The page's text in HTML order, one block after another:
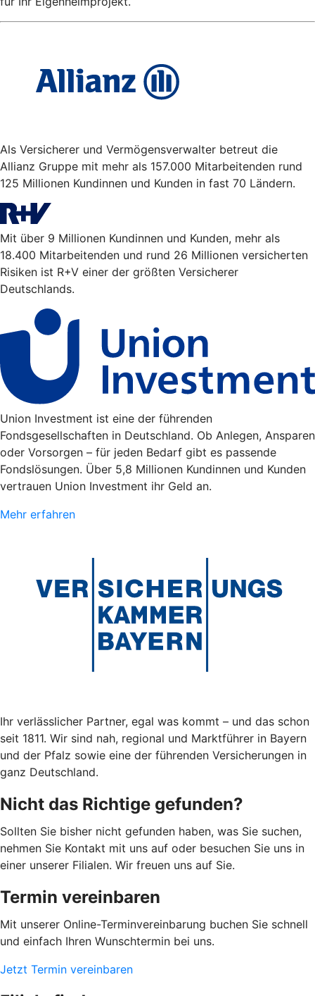
Als Versicherer und Vermögensverwalter betreut die
Allianz Gruppe mit mehr als 157.000 Mitarbeitenden rund
125 Millionen Kundinnen und Kunden in fast 70 Ländern.
Mit über 9 Millionen Kundinnen und Kunden, mehr als
18.400 Mitarbeitenden und rund 26 Millionen versicherten
Risiken ist R+V einer der größten Versicherer
Deutschlands.
Union Investment ist eine der führenden
Fondsgesellschaften in Deutschland. Ob Anlegen, Ansparen
oder Vorsorgen – für jeden Bedarf gibt es passende
Fondslösungen. Über 5,8 Millionen Kundinnen und Kunden
vertrauen Union Investment ihr Geld an.
Mehr erfahren
Ihr verlässlicher Partner, egal was kommt – und das schon
seit 1811. Wir sind nah, regional und Marktführer in Bayern
und der Pfalz sowie eine der führenden Versicherungen in
ganz Deutschland.
Nicht das Richtige gefunden?
Sollten Sie bisher nicht gefunden haben, was Sie suchen,
nehmen Sie Kontakt mit uns auf oder besuchen Sie uns in
einer unserer Filialen. Wir freuen uns auf Sie.
Termin vereinbaren
Mit unserer Online-Terminvereinbarung buchen Sie schnell
und einfach Ihren Wunschtermin bei uns.
Jetzt Termin vereinbaren